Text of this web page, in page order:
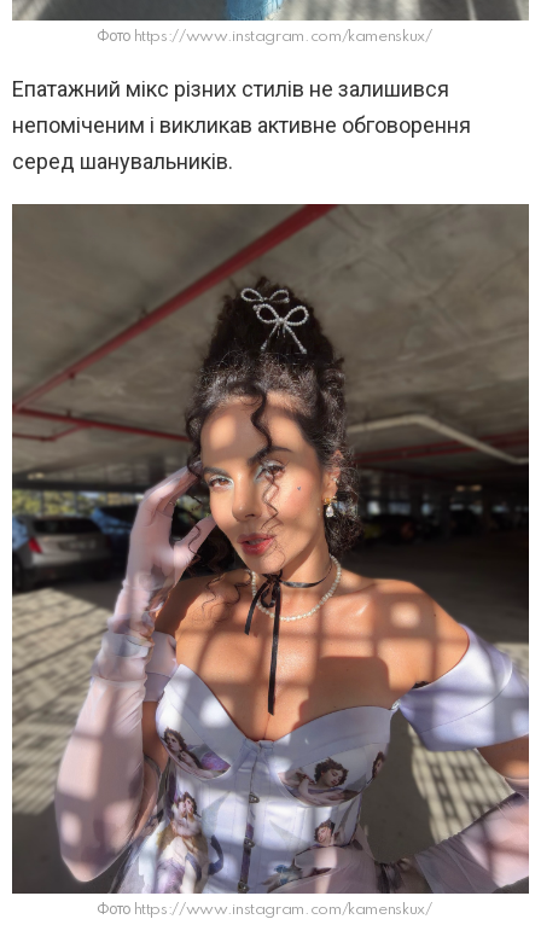
Фото https://www.instagram.com/kamenskux/
Епатажний мікс різних стилів не залишився
непоміченим і викликав активне обговорення
серед шанувальників.
Фото https://www.instagram.com/kamenskux/